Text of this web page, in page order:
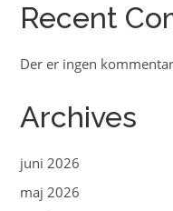
Recent
Der er ingen
Archives
juni 2026
maj 2026